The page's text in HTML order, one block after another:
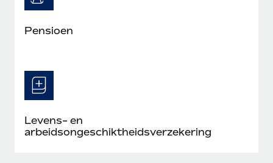
Pensioen
Levens- en
arbeidsongeschiktheidsverzekering